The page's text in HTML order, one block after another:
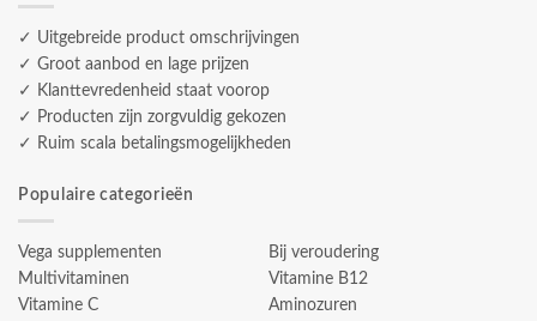
✓ Uitgebreide product omschrijvingen
✓ Groot aanbod en lage prijzen
✓ Klanttevredenheid staat voorop
✓ Producten zijn zorgvuldig gekozen
✓ Ruim scala betalingsmogelijkheden
Populaire categorieën
Vega supplementen
Multivitaminen
Vitamine C
Bij veroudering
Vitamine B12
Aminozuren